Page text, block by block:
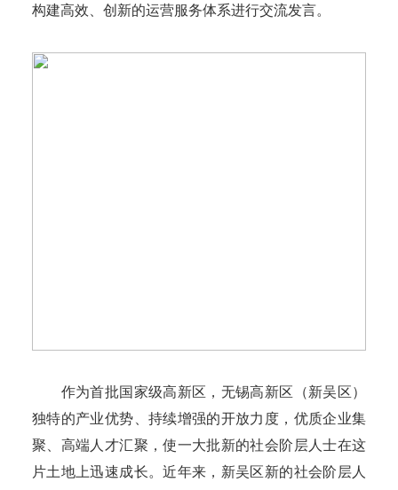
构建高效、创新的运营服务体系进行交流发言。
作为首批国家级高新区，无锡高新区（新吴区）
独特的产业优势、持续增强的开放力度，优质企业集
聚、高端人才汇聚，使一大批新的社会阶层人士在这
片土地上迅速成长。近年来，新吴区新的社会阶层人